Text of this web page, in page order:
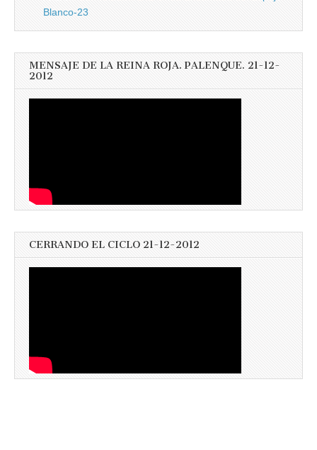
Blanco-23
MENSAJE DE LA REINA ROJA. PALENQUE. 21-12-
2012
CERRANDO EL CICLO 21-12-2012